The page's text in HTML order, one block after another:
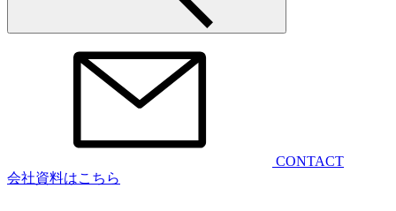
CONTACT
会社資料はこちら